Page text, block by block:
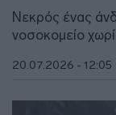
Νεκρός ένας
νοσοκομείο
20.07.2026 - 12:05